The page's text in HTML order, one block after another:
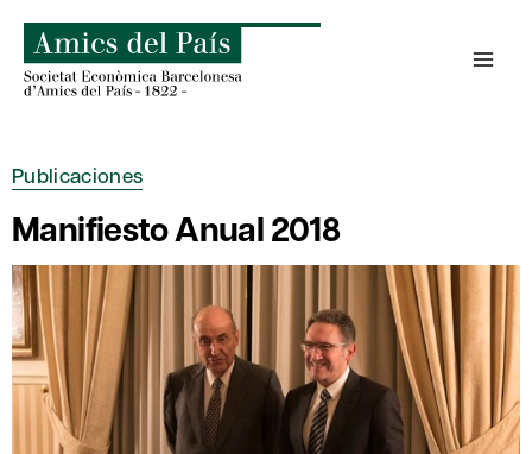
contenido
Publicaciones
Manifiesto Anual 2018